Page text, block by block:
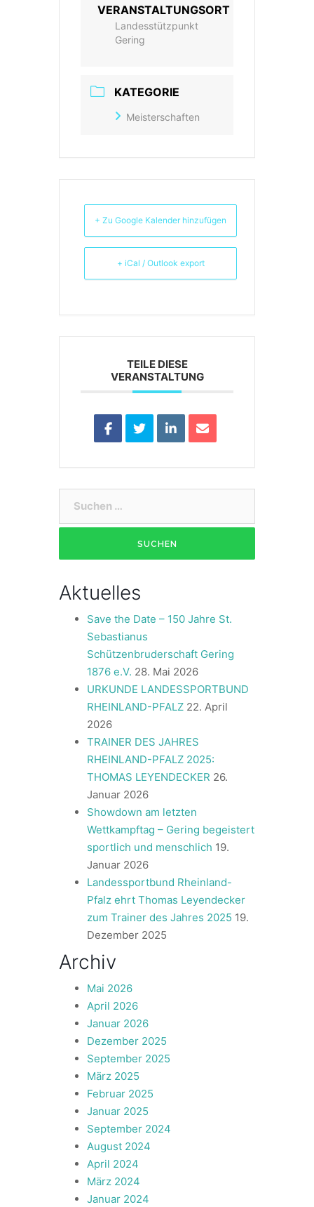
VERANSTALTUNGSORT
Landesstützpunkt
Gering
KATEGORIE
Meisterschaften
+ Zu Google Kalender hinzufügen
+ iCal / Outlook export
TEILE DIESE
VERANSTALTUNG
nach:
Aktuelles
Save the Date – 150 Jahre St.
Sebastianus
Schützenbruderschaft Gering
1876 e.V. 28. Mai 2026
URKUNDE LANDESSPORTBUND
RHEINLAND-PFALZ 22. April
2026
TRAINER DES JAHRES
RHEINLAND-PFALZ 2025:
THOMAS LEYENDECKER 26.
Januar 2026
Showdown am letzten
Wettkampftag – Gering begeistert
sportlich und menschlich 19.
Januar 2026
Landessportbund Rheinland-
Pfalz ehrt Thomas Leyendecker
zum Trainer des Jahres 2025 19.
Dezember 2025
Archiv
Mai 2026
April 2026
Januar 2026
Dezember 2025
September 2025
März 2025
Februar 2025
Januar 2025
September 2024
August 2024
April 2024
März 2024
Januar 2024